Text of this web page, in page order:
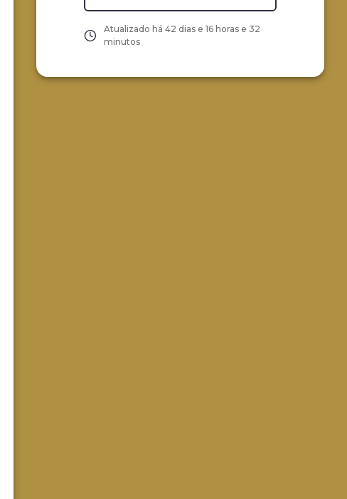
Atualizado há 42 dias e 16 horas e 32
minutos